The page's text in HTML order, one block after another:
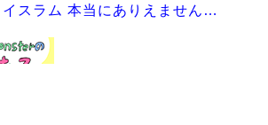
イスラム 本当にありえません…
相互RSS